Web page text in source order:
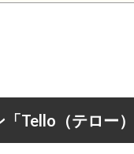
「Tello（テロー